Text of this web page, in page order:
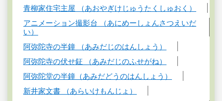
青柳家住宅主屋 （あおやぎけじゅうたくしゅおく）
アニメーション撮影台 （あにめーしょんさつえいだ
い）
阿弥陀寺の半鐘 （あみだじのはんしょう）
阿弥陀寺の伏せ鉦 （あみだじのふせがね）
阿弥陀堂の半鐘（あみだどうのはんしょう）
新井家文書 （あらいけもんじょ）